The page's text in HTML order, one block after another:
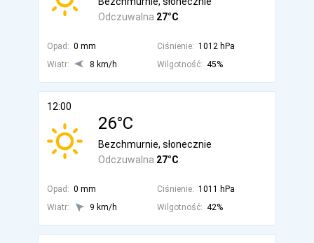
Odczuwalna 27°C
Opad: 0 mm Ciśnienie: 1012 hPa
Wiatr:
8 km/h Wilgotność: 45%
12:00
26°C
Odczuwalna 27°C
Bezchmurnie, słonecznie
Opad: 0 mm Ciśnienie: 1011 hPa
Wiatr:
9 km/h Wilgotność: 42%